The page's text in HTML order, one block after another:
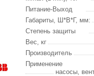
Питание-Выход
Габариты, Ш*В*Г, мм:
Степень защиты
Вес, кг
Производитель
Применение
насосы,